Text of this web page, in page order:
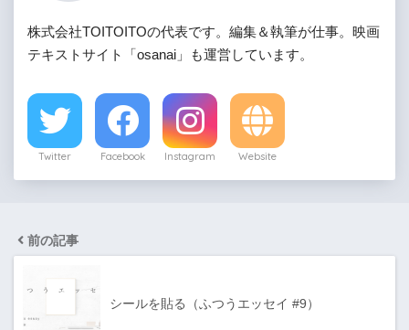
株式会社TOITOITOの代表です。編集＆執筆が仕事。映画
テキストサイト「osanai」も運営しています。
Twitter Facebook Instagram Website
前の記事
シールを貼る（ふつうエッセイ #9）